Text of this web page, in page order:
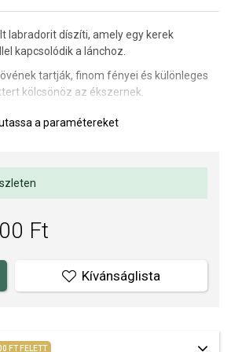
labradorit díszíti, amely egy kerek
kapcsolódik a lánchoz.
tartják, finom fényei és különleges
kölcsönöz az ékszernek.
számunkra. Felületkezelésünk,
a paramétereket
Ft
Kívánságlista
FT FELETT